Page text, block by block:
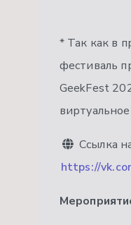
* Так как в
фестиваль
GeekFest
Ссылка
https://